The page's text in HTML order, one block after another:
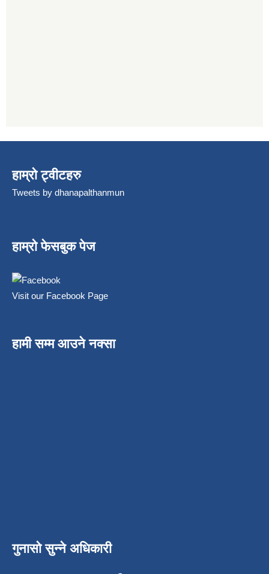
हाम्रो ट्वीटहरु
Tweets by dhanapalthanmun
हाम्रो फेसबुक पेज
Visit our Facebook Page
हामी सम्म आउने नक्सा
गुनासो सुन्ने अधिकारी